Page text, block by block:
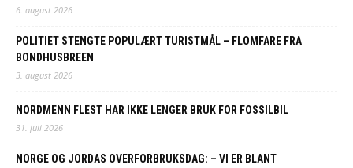
6. august 2026
POLITIET STENGTE POPULÆRT TURISTMÅL – FLOMFARE FRA
BONDHUSBREEN
3. august 2026
NORDMENN FLEST HAR IKKE LENGER BRUK FOR FOSSILBIL
31. juli 2026
NORGE OG JORDAS OVERFORBRUKSDAG: – VI ER BLANT